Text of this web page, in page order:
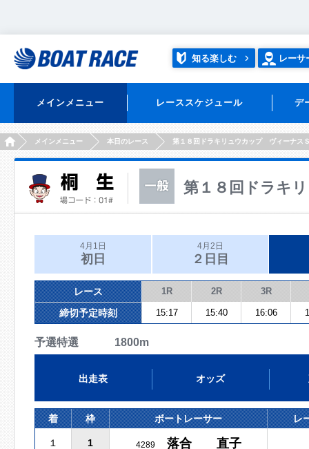
知る楽しむ レーサ
メインメニュー レーススケジュール デ
HOMEメインメニュー 本日のレース 第１８回ドラキリュウカップ ヴィーナス
第１８回ドラキ
4月1日
初日
4月2日
２日目
レース 1R 2R 3R
締切予定時刻 15:17 15:40 16:06
予選特選 1800m
出走表 オッズ
着 枠 ボートレーサー レ
１ 1 4289 落合 直子